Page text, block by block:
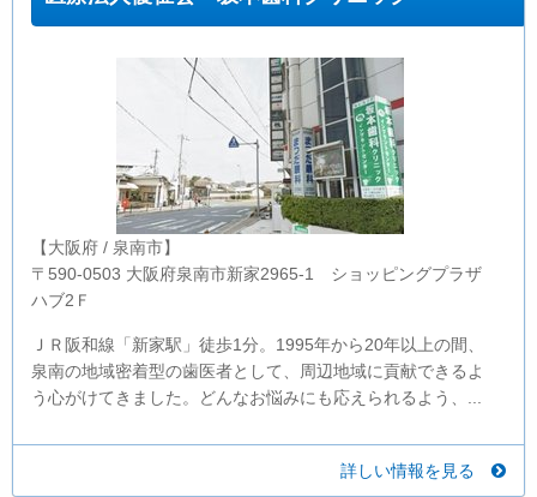
【大阪府 / 泉南市】
〒590-0503 大阪府泉南市新家2965-1 ショッピングプラザ
ハブ2Ｆ
ＪＲ阪和線「新家駅」徒歩1分。1995年から20年以上の間、
泉南の地域密着型の歯医者として、周辺地域に貢献できるよ
う心がけてきました。どんなお悩みにも応えられるよう、...
詳しい情報を見る